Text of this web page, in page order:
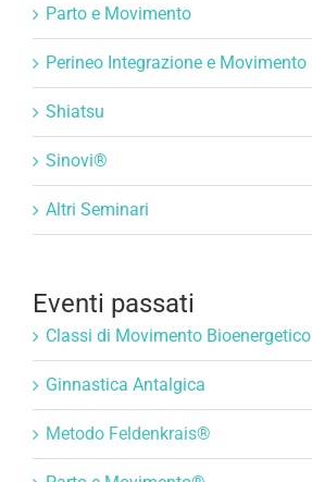
Parto e Movimento
Perineo Integrazione e Movimento
Shiatsu
Sinovi®
Altri Seminari
Eventi passati
Classi di Movimento Bioenergetico
Ginnastica Antalgica
Metodo Feldenkrais®